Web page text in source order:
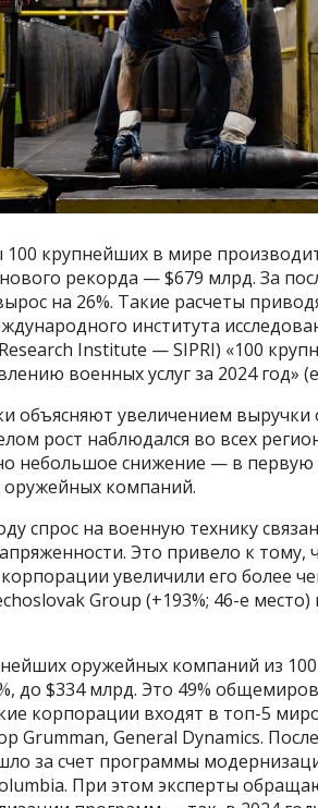
крупнейших в мире
рекорда — $679 млрд. За
на 26%. Такие расчеты
института
Institute — SIPRI) «100
военных услуг за 2024 год»
объясняют увеличением
рост наблюдался во всех
небольшое снижение — в первую
оружейных компаний.
спрос на военную технику
Это привело к
увеличили его более
Group (+193%; 46-е место)
оружейных компаний из
до $334 млрд. Это 49%
корпорации входят в топ-5
Grumman, General Dynamics.
за счет программы
При этом эксперты